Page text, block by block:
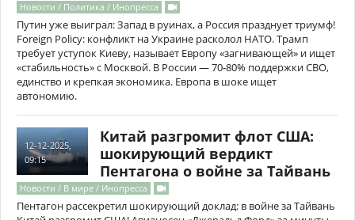
Новости / Политика / Инопресса
Путин уже выиграл: Запад в руинах, а Россия празднует триумф!
Foreign Policy: конфликт на Украине расколол НАТО. Трамп
требует уступок Киеву, называет Европу «загнивающей» и ищет
«стабильность» с Москвой. В России — 70-80% поддержки СВО,
единство и крепкая экономика. Европа в шоке ищет
автономию.
12-12-2025,
09:15
Китай разгромит флот США:
шокирующий вердикт
Пентагона о войне за Тайвань
Новости / В мире / Инопресса
Пентагон рассекретил шокирующий доклад: в войне за Тайвань